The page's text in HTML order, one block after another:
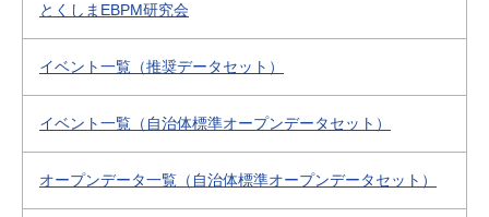
とくしまEBPM研究会
イベント一覧（推奨データセット）
イベント一覧（自治体標準オープンデータセット）
オープンデータ一覧（自治体標準オープンデータセット）